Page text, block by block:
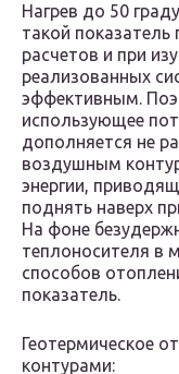
Нагрев до 50
такой
расчетов и при
реализованных
эффективным.
использующее
дополняется не
воздушным
энергии,
поднять наверх
На фоне
теплоносителя в
способов
показатель.
Геотермическое
контурами: